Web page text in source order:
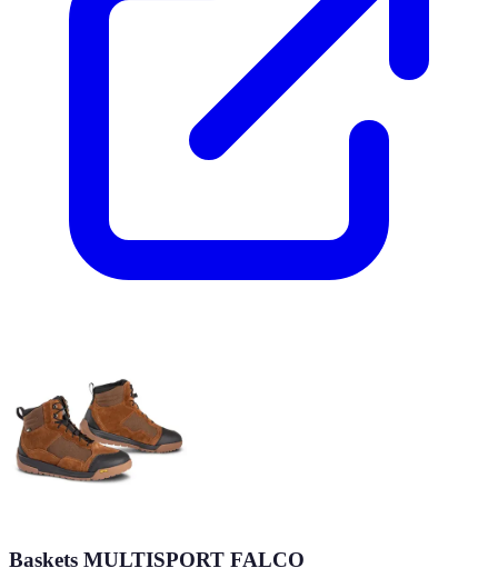
Baskets MULTISPORT FALCO